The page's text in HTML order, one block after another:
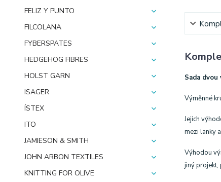
FELIZ Y PUNTO
FILCOLANA
FYBERSPATES
HEDGEHOG FIBRES
HOLST GARN
ISAGER
ÍSTEX
ITO
JAMIESON & SMITH
JOHN ARBON TEXTILES
KNITTING FOR OLIVE
Sada
Výměnné
Jejich
mezi lanky
Výhodou
jiný projekt,